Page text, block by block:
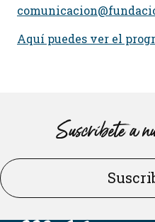
Aquí puedes ver el
Suscríbete a